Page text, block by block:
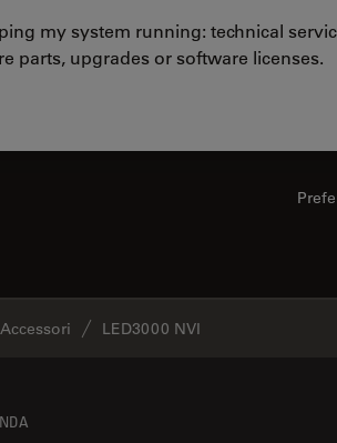
my system running: technical
parts, upgrades or software licenses.
Accessori LED3000 NVI